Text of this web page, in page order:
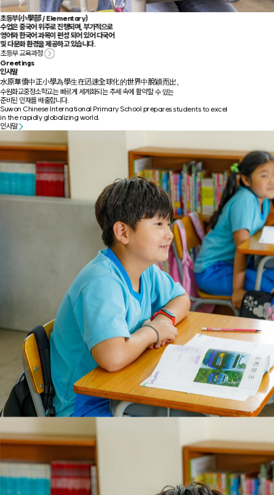
초등부(小學部/ Elementary)
수업은 중국어 위주로 진행되며, 부가적으로
영어와 한국어 과목이 편성 되어 있어 다국어
및 다문화 환경을 제공하고 있습니다.
초등부 교육과정
Greetings
인사말
水原華僑中正小學為學生在迅速全球化的世界中脫穎而出。
수원화교중정소학교는 빠르게 세계화되는 추세 속에 활약할 수 있는
준비된 인재를 배출합니다.
Suwon Chinese International Primary School prepares students to excel
in the rapidly globalizing world.
인사말